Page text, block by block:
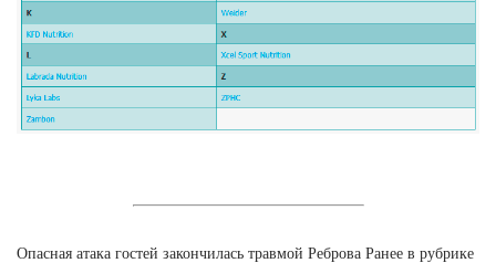
Опасная атака гостей закончилась травмой Реброва Ранее в рубрике